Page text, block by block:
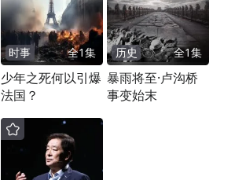
时事 全1集
少年之死何以引爆
法国？
历史 全1集
暴雨将至·卢沟桥
事变始末